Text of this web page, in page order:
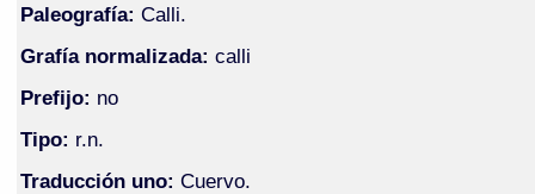
Paleografía: Calli.
Grafía normalizada: calli
Prefijo: no
Tipo: r.n.
Traducción uno: Cuervo.